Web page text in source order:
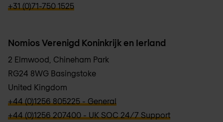
verbb\hyper\links\Phone
+31 (0)71-750 1525
Nomios Verenigd Koninkrijk en Ierland
2 Elmwood, Chineham Park
RG24 8WG Basingstoke
United Kingdom
verbb\hyper\links\Phone
+44 (0)1256 805225 - General
verbb\hyper\links\Phone
+44 (0)1256 207400 - UK SOC 24/7 Support